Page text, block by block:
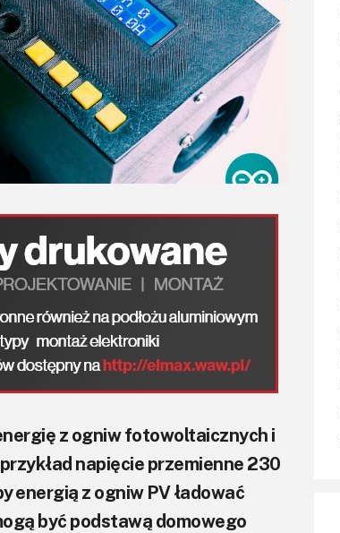
z ogniw fotowoltaicznych i
napięcie przemienne 230
energią z ogniw PV ładować
być podstawą domowego